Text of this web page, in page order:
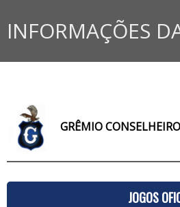
INFORMAÇÕES
GRÊMIO
JOGOS